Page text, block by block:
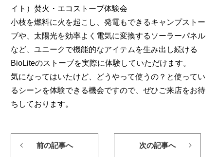
イト）焚火・エコストーブ体験会
小枝を燃料に火を起こし、発電もできるキャンプストー
ブや、太陽光を効率よく電気に変換するソーラーパネル
など、ユニークで機能的なアイテムを生み出し続ける
BioLiteのストーブを実際に体験していただけます。
気になってはいたけど、どうやって使うの？と使ってい
るシーンを体験できる機会ですので、ぜひご来店をお待
ちしております。
前の記事へ 次の記事へ